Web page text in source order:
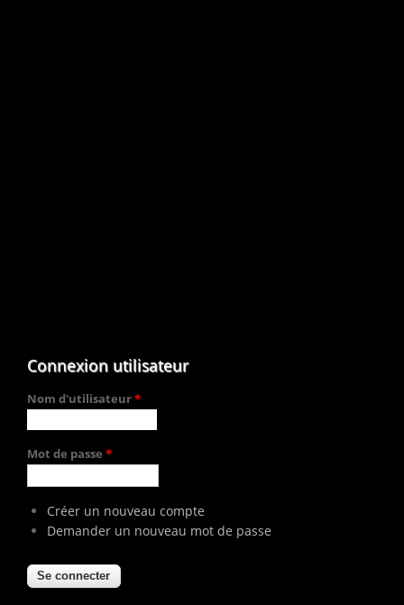
Connexion utilisateur
Nom d'utilisateur*
Mot de passe *
Créer un nouveau compte
Demander un nouveau mot de passe